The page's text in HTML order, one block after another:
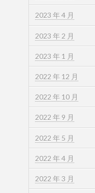
2023 年 4 月
2023 年 2 月
2023 年 1 月
2022 年 12 月
2022 年 10 月
2022 年 9 月
2022 年 5 月
2022 年 4 月
2022 年 3 月